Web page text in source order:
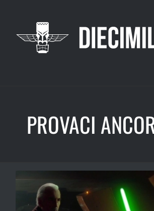
contenuto
PROVACI